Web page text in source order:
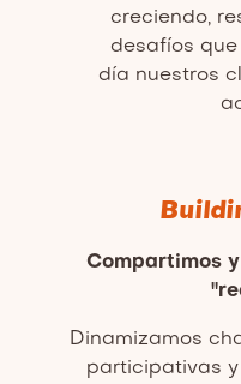
creciendo,
desafíos
día nuestros
Compartimos
Dinamizamos
participativas